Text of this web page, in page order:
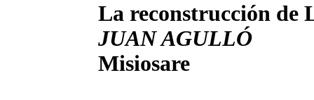
La reconstrucción de
JUAN AGULLÓ
Misiosare